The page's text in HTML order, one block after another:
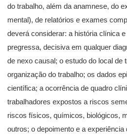
do trabalho, além da anamnese, do
mental), de relatórios e exames
deverá considerar: a história clínica
pregressa, decisiva em qualquer
de nexo causal; o estudo do local de
organização do trabalho; os dados
científica; a ocorrência de quadro
trabalhadores expostos a riscos
riscos físicos, químicos, biológicos,
outros; o depoimento e a experiência